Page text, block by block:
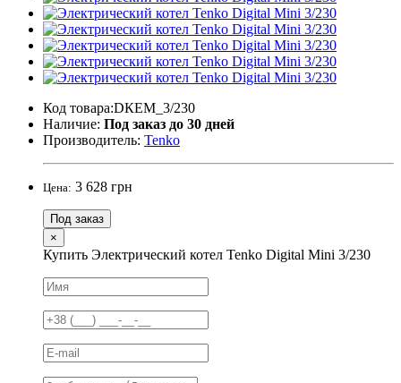
Код товара:DКЕM_3/230
Наличие: Под заказ до 30 дней
Производитель: Tenko
Цена: 3 628 грн
Под заказ
×
Купить Электрический котел Tenko Digital Mini 3/230